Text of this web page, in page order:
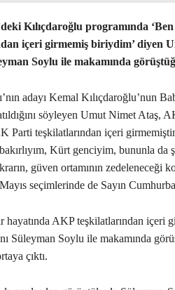
Kılıçdaroğlu programında
içeri girmemiş biriydim’ diyen
Soylu ile makamında
adayı Kemal Kılıçdaroğlu’nun
söyleyen Umut Nimet Ataş,
Parti teşkilatlarından içeri
Kürt genciyim, bununla da
güven ortamının zedeleneceği
seçimlerinde de Sayın
hayatında AKP teşkilatlarından içeri
Süleyman Soylu ile makamında
çıktı.